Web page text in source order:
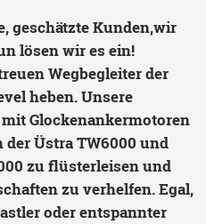
geschätzte Kunden,wir
lösen wir es ein!
Wegbegleiter der
heben. Unsere
Glockenankermotoren
Üstra TW6000 und
zu flüsterleisen und
zu verhelfen. Egal,
oder entspannter